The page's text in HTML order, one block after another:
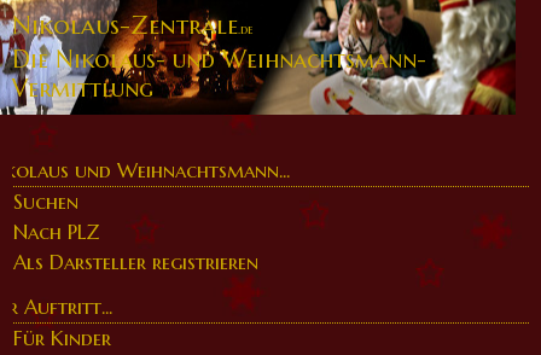
Nikolaus-Zentrale.de
Die Nikolaus- und Weihnachtsmann-
Vermittlung
und Weihnachtsmann...
Suchen
Nach PLZ
Als Darsteller registrieren
Auftritt...
Für Kinder